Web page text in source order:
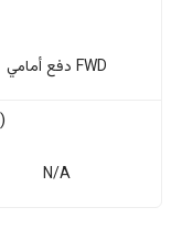
FWD دفع أمامي
N/A